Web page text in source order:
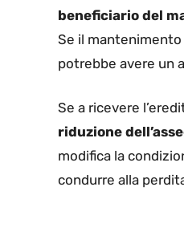
beneficiario del
Se il
potrebbe avere un
Se a ricevere
riduzione
modifica la
condurre alla